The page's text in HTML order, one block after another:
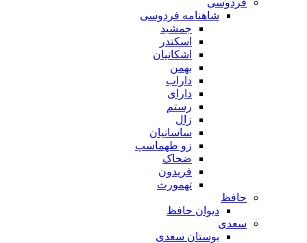
فردوسی
شاهنامه فردوسی
جمشید
اسکندر
اشکانیان
بهمن
داراب
دارای
رستم
زال
ساسانیان
زو طهماسپ‏
ضحاک
فریدون
تهمورث
حافظ
دیوان حافظ
سعدی
بوستان سعدی